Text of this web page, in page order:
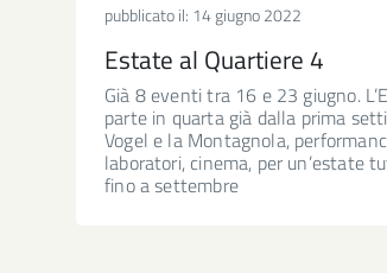
pubblicato il: 14 giugno 2022
Estate al Quartiere 4
Già 8 eventi tra 16 e 23 giugno.
parte in quarta già dalla prima
Vogel e la Montagnola,
laboratori, cinema, per un’estate
fino a settembre